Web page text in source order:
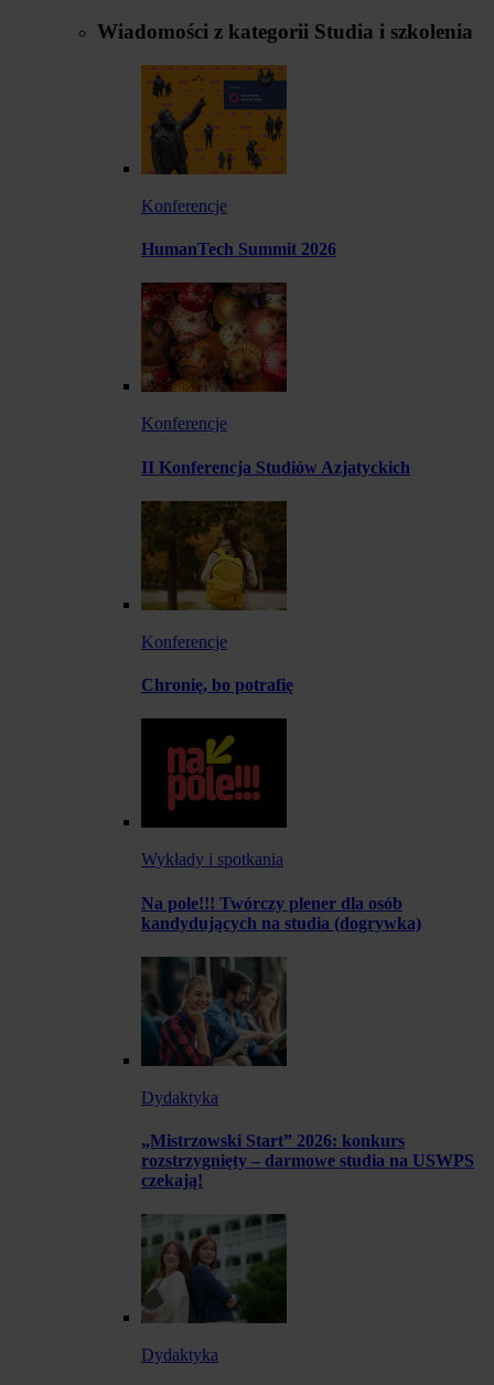
Wiadomości z kategorii Studia i szkolenia
Konferencje
HumanTech Summit 2026
Konferencje
II Konferencja Studiów Azjatyckich
Konferencje
Chronię, bo potrafię
Wykłady i spotkania
Na pole!!! Twórczy plener dla osób
kandydujących na studia (dogrywka)
Dydaktyka
„Mistrzowski Start” 2026: konkurs
rozstrzygnięty – darmowe studia na USWPS
czekają!
Dydaktyka